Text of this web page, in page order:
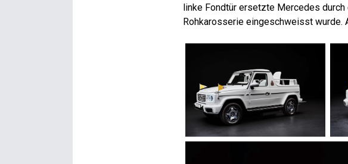
linke Fondtür ersetzte Mercedes
Rohkarosserie eingeschweisst wurde.